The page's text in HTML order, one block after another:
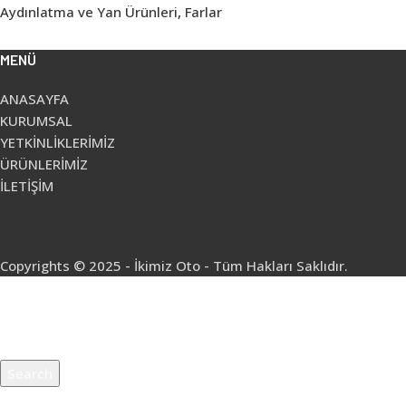
Aydınlatma ve Yan Ürünleri, Farlar
MENÜ
ANASAYFA
KURUMSAL
YETKİNLİKLERİMİZ
ÜRÜNLERİMİZ
İLETİŞİM
Copyrights © 2025 - İkimiz Oto - Tüm Hakları Saklıdır.